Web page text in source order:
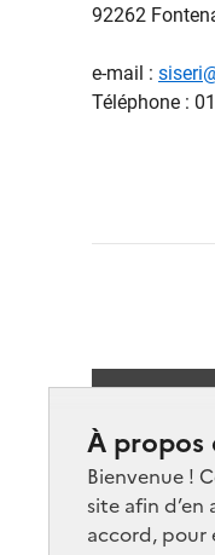
À propos
Bienvenue !
site afin
accord, pour
92262
e-mail :
Téléphone :